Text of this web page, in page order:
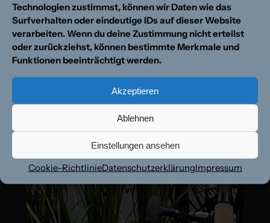
Technologien zustimmst, können wir Daten wie das
Surfverhalten oder eindeutige IDs auf dieser Website
verarbeiten. Wenn du deine Zustimmung nicht erteilst
oder zurückziehst, können bestimmte Merkmale und
Funktionen beeinträchtigt werden.
Akzeptieren
Ablehnen
Einstellungen ansehen
Cookie-RichtlinieDatenschutzerklärungImpressum